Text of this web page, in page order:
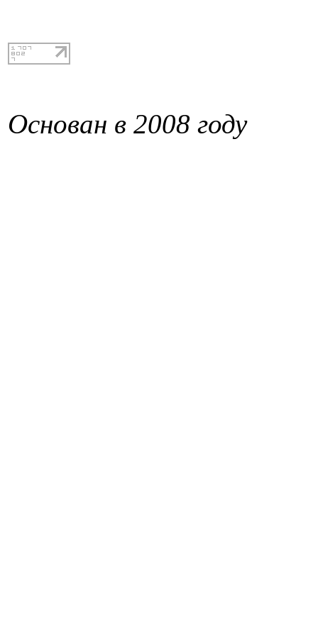
Основан в 2008 году